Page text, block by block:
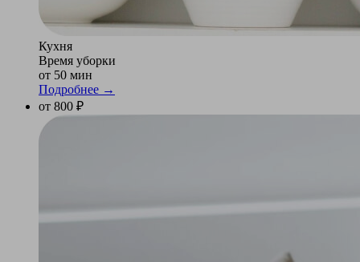
Кухня
Время уборки
от 50 мин
Подробнее →
от 800 ₽